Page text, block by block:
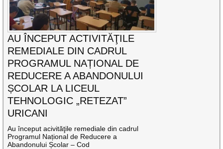
AU ÎNCEPUT ACTIVITĂŢILE
REMEDIALE DIN CADRUL
PROGRAMUL NAȚIONAL DE
REDUCERE A ABANDONULUI
ȘCOLAR LA LICEUL
TEHNOLOGIC „RETEZAT”
URICANI
Au început acivităţile remediale din cadrul
Programul Național de Reducere a
Abandonului Școlar – Cod